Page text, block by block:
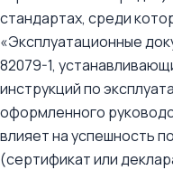
стандартах, среди
«Эксплуатационные
82079-1,
инструкций по
оформленного
влияет на успешность
(сертификат или